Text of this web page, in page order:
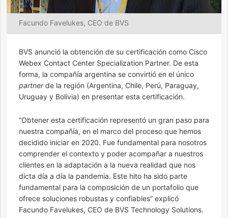
Facundo Favelukes, CEO de BVS
BVS anunció la obtención de su certificación como Cisco
Webex Contact Center Specialization Partner. De esta
forma, la compañía argentina se convirtió en el único
partnerde la región (Argentina, Chile, Perú, Paraguay,
Uruguay y Bolivia) en presentar esta certificación.
“Obtener esta certificación representó un gran paso para
nuestra compañía, en el marco del proceso que hemos
decidido iniciar en 2020. Fue fundamental para nosotros
comprender el contexto y poder acompañar a nuestros
clientes en la adaptación a la nueva realidad que nos
dicta día a día la pandemia. Este hito ha sido parte
fundamental para la composición de un portafolio que
ofrece soluciones robustas y confiables” explicó
Facundo Favelukes, CEO de BVS Technology Solutions.